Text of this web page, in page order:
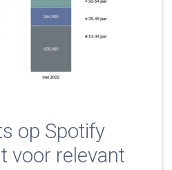
op Spotify
voor relevant